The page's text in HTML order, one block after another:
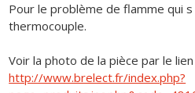
Pour le problème de flamme qui
thermocouple.
Voir la photo de la pièce par le
http://www.brelect.fr/index.php?